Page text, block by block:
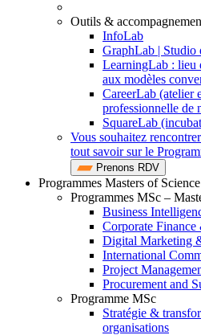
Outils &
InfoLab
GraphLab | Studio
LearningLab : lieu
aux modèles
CareerLab (atelier
professionnelle de
SquareLab
Vous souhaitez
tout savoir sur le
Prenons RDV
Programmes Masters of Science
Programmes MSc –
Business
Corporate Finance
Digital Marketing
International
Project
Procurement and
Programme MSc
Stratégie &
organisations